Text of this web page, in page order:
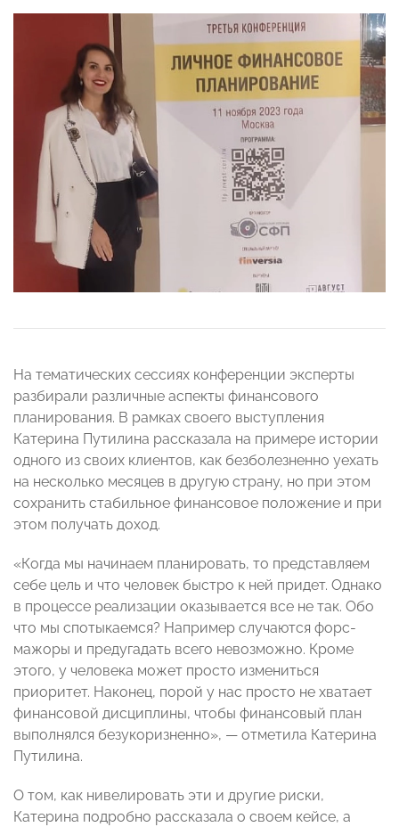
На тематических сессиях конференции эксперты
разбирали различные аспекты финансового
планирования. В рамках своего выступления
Катерина Путилина рассказала на примере истории
одного из своих клиентов, как безболезненно уехать
на несколько месяцев в другую страну, но при этом
сохранить стабильное финансовое положение и при
этом получать доход.
«Когда мы начинаем планировать, то представляем
себе цель и что человек быстро к ней придет. Однако
в процессе реализации оказывается все не так. Обо
что мы спотыкаемся? Например случаются форс-
мажоры и предугадать всего невозможно. Кроме
этого, у человека может просто измениться
приоритет. Наконец, порой у нас просто не хватает
финансовой дисциплины, чтобы финансовый план
выполнялся безукоризненно», — отметила Катерина
Путилина.
О том, как нивелировать эти и другие риски,
Катерина подробно рассказала о своем кейсе, а